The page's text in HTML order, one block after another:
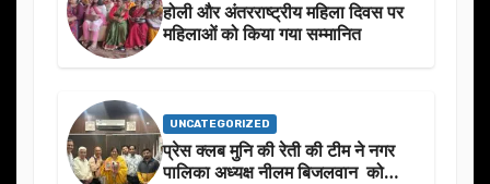
होली और अंतरराष्ट्रीय महिला दिवस पर
महिलाओं को किया गया सम्मानित
UNCATEGORIZED
प्रेस क्लब मुनि की रेती की टीम ने नगर
पालिका अध्यक्ष नीलम बिजलवान को